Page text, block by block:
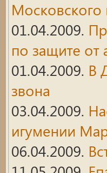
Московского
01.04.2009.
по защите от
01.04.2009. В
звона
03.04.2009.
игумении
06.04.2009.